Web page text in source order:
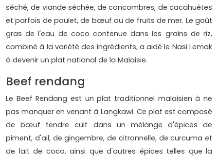
séché, de viande séchée, de concombres, de cacahuètes
et parfois de poulet, de bœuf ou de fruits de mer. Le goût
gras de l'eau de coco contenue dans les grains de riz,
combiné à la variété des ingrédients, a aidé le Nasi Lemak
à devenir un plat national de la Malaisie.
Beef rendang
Le Beef Rendang est un plat traditionnel malaisien à ne
pas manquer en venant à Langkawi. Ce plat est composé
de bœuf tendre cuit dans un mélange d'épices de
piment, d'ail, de gingembre, de citronnelle, de curcuma et
de lait de coco, ainsi que d'autres épices telles que la